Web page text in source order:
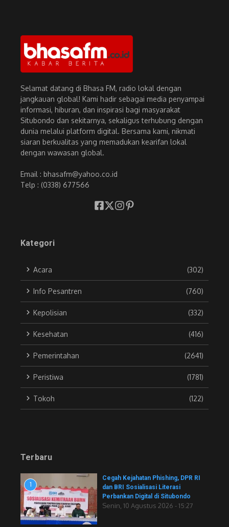
Selamat datang di Bhasa FM, radio lokal dengan
jangkauan global! Kami hadir sebagai media penyampai
informasi, hiburan, dan inspirasi bagi masyarakat
Situbondo dan sekitarnya, sekaligus terhubung dengan
dunia melalui platform digital. Bersama kami, nikmati
siaran berkualitas yang memadukan kearifan lokal
dengan wawasan global.
Email : bhasafm@yahoo.co.id
Telp : (0338) 677566
Kategori
Acara (302)
Info Pesantren (760)
Kepolisian (332)
Kesehatan (416)
Pemerintahan (2641)
Peristiwa (1781)
Tokoh (122)
Terbaru
1
Cegah Kejahatan Phishing, DPR RI
dan BRI Sosialisasi Literasi
Perbankan Digital di Situbondo
Senin, 10 Agustus 2026 - 15:27